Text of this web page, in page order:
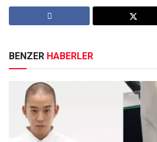
BENZER HABERLER